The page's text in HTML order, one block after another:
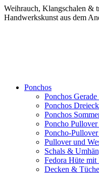
Weihrauch, Klangschalen &
Handwerkskunst aus dem
Ponchos
Ponchos
Ponchos
Ponchos
Poncho
Poncho-
Pullover und
Schals &
Fedora Hüte
Decken &